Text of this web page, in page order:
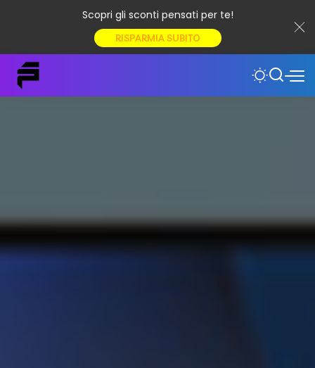
Scopri gli sconti pensati per te!
RISPARMIA SUBITO